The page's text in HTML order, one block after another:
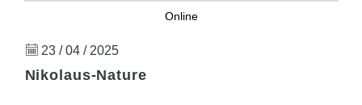
Online
23 / 04 / 2025
Nikolaus-Nature